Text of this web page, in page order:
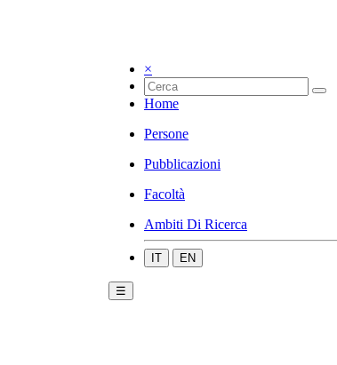
×
Home
Persone
Pubblicazioni
Facoltà
Ambiti Di Ricerca
IT EN
☰